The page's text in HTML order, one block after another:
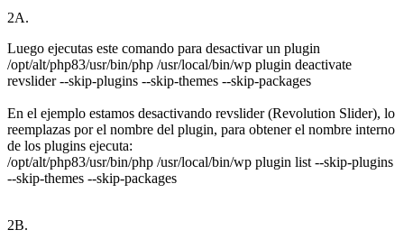
2A.
Luego ejecutas este comando para desactivar un plugin
/opt/alt/php83/usr/bin/php /usr/local/bin/wp plugin deactivate
revslider --skip-plugins --skip-themes --skip-packages
En el ejemplo estamos desactivando revslider (Revolution Slider), lo
reemplazas por el nombre del plugin, para obtener el nombre interno
de los plugins ejecuta:
/opt/alt/php83/usr/bin/php /usr/local/bin/wp plugin list --skip-plugins
--skip-themes --skip-packages
2B.